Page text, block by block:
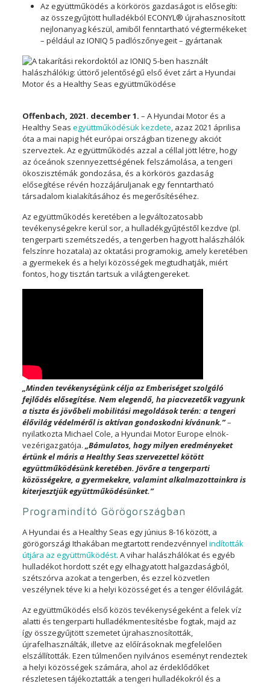
Az együttműködés a körkörös gazdaságot is elősegíti:
az összegyűjtött hulladékból ECONYL® újrahasznosított
nejlonanyag készül, amiből fenntartható végtermékeket
– például az IONIQ 5 padlószőnyegeit – gyártanak
Offenbach, 2021. december 1. – A Hyundai Motor és a
Healthy Seas együttműködésük kezdete, azaz 2021 áprilisa
óta a mai napig hét európai országban tizenegy akciót
szerveztek. Az együttműködés azzal a céllal jött létre, hogy
az óceánok szennyezettségének felszámolása, a tengeri
ökoszisztémák gondozása, és a körkörös gazdaság
elősegítése révén hozzájáruljanak egy fenntartható
társadalom kialakításához és megerősítéséhez.
Az együttműködés keretében a legváltozatosabb
tevékenységekre kerül sor, a hulladékgyűjtéstől kezdve (pl.
tengerparti szemétszedés, a tengerben hagyott halászhálók
felszínre hozatala) az oktatási programokig, amely keretében
a gyermekek és a helyi közösségek megtudhatják, miért
fontos, hogy tisztán tartsuk a világtengereket.
„Minden tevékenységünk célja az Emberiséget szolgáló
fejlődés elősegítése. Nem elegendő, ha piacvezetők vagyunk
a tiszta és jövőbeli mobilitási megoldások terén: a tengeri
élővilág védelméről is aktívan gondoskodni kívánunk.”–
nyilatkozta Michael Cole, a Hyundai Motor Europe elnök-
vezérigazgatója. „Bámulatos, hogy milyen eredményeket
értünk el máris a Healthy Seas szervezettel kötött
együttműködésünk keretében. Jövőre a tengerparti
közösségekre, a gyermekekre, valamint alkalmazottainkra is
kiterjesztjük együttműködésünket.”
Programindító Görögországban
A Hyundai és a Healthy Seas egy június 8-16 között, a
görögországi Ithakában megtartott rendezvénnyel indították
útjára az együttműködést. A vihar halászhálókat és egyéb
hulladékot hordott szét egy elhagyatott halgazdaságból,
szétszórva azokat a tengerben, és ezzel közvetlen
veszélynek téve ki a helyi közösséget és a tenger élővilágát.
Az együttműködés első közös tevékenységeként a felek víz
alatti és tengerparti hulladékmentesítésbe fogtak, majd az
így összegyűjtött szemetet újrahasznosították,
újrafelhasználták, illetve az előírásoknak megfelelően
elszállították. Ezen túlmenően nyilvános eseményt rendeztek
a helyi közösségek számára, ahol az érdeklődőket
részletesen tájékoztatták a tengeri hulladékokról és a